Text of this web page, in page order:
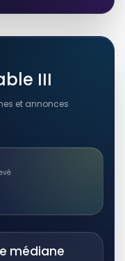
III
et annonces
médiane